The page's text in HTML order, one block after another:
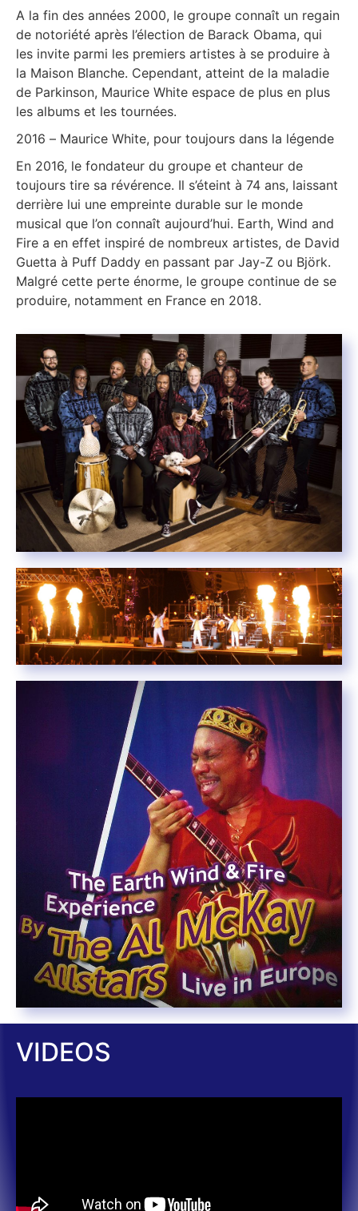
A la fin des années 2000, le groupe connaît un regain
de notoriété après l’élection de Barack Obama, qui
les invite parmi les premiers artistes à se produire à
la Maison Blanche. Cependant, atteint de la maladie
de Parkinson, Maurice White espace de plus en plus
les albums et les tournées.
2016 – Maurice White, pour toujours dans la légende
En 2016, le fondateur du groupe et chanteur de
toujours tire sa révérence. Il s’éteint à 74 ans, laissant
derrière lui une empreinte durable sur le monde
musical que l’on connaît aujourd’hui. Earth, Wind and
Fire a en effet inspiré de nombreux artistes, de David
Guetta à Puff Daddy en passant par Jay-Z ou Björk.
Malgré cette perte énorme, le groupe continue de se
produire, notamment en France en 2018.
VIDEOS